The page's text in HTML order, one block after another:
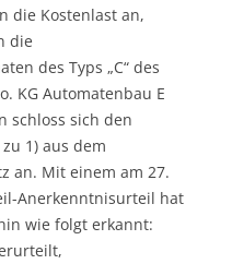
die Kostenlast an,
die
des Typs „C“ des
KG Automatenbau E
schloss sich den
1) aus dem
an. Mit einem am 27.
Anerkenntnisurteil hat
wie folgt erkannt: